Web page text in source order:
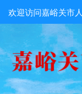
欢迎访问嘉峪关市